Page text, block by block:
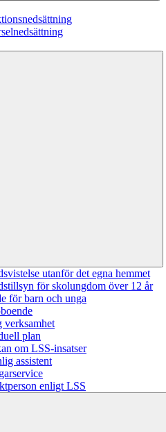
utanför det egna hemmet
för skolungdom över 12 år
för barn och unga
verksamhet
plan
om LSS-insatser
assistent
enligt LSS